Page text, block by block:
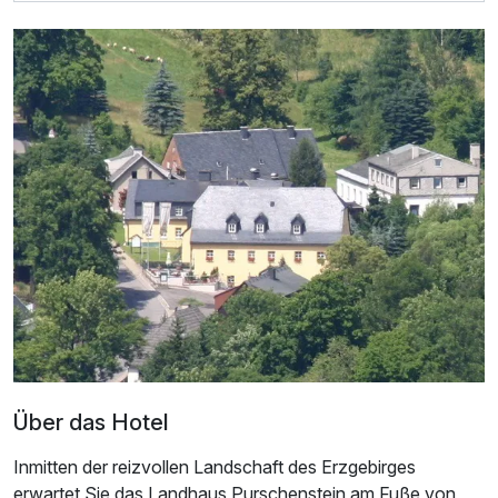
Ausstattung
Zusatznächte
Für 5 Tage p.P. ab149,00 €
Einzelzimmer
1 Erwachsenen und 1 Kind
Über das Hotel
Inmitten der reizvollen Landschaft des Erzgebirges
erwartet Sie das Landhaus Purschenstein am Fuße von